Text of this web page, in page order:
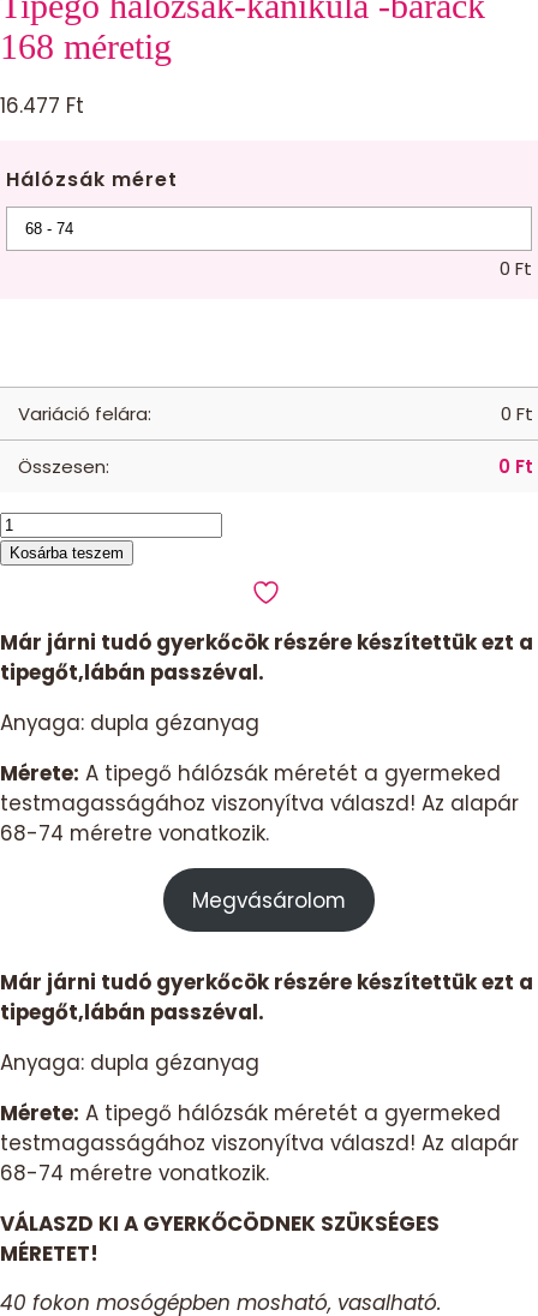
168 méretig
16.477 Ft
Hálózsák méret
0 Ft
Variáció felára: 0 Ft
Összesen: 0 Ft
Tipegő
hálózsák-
barack
168
méretig
mennyiség
Kosárba teszem
Már járni tudó gyerkőcök részére készítettük ezt a
tipegőt,lábán passzéval.
Anyaga: dupla gézanyag
Mérete: A tipegő hálózsák méretét a gyermeked
testmagasságához viszonyítva válaszd! Az alapár
68-74 méretre vonatkozik.
Megvásárolom
Már járni tudó gyerkőcök részére készítettük ezt a
tipegőt,lábán passzéval.
Anyaga: dupla gézanyag
Mérete: A tipegő hálózsák méretét a gyermeked
testmagasságához viszonyítva válaszd! Az alapár
68-74 méretre vonatkozik.
VÁLASZD KI A GYERKŐCÖDNEK SZÜKSÉGES
MÉRETET!
40 fokon mosógépben mosható, vasalható.